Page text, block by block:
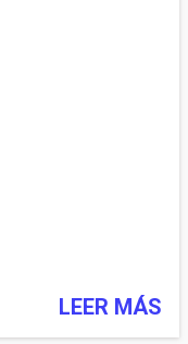
LEER MÁS